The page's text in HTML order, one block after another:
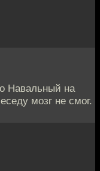
Навальный на
мозг не смог.